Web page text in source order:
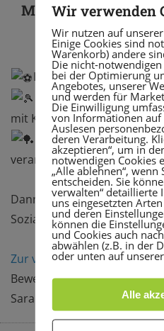
Mach doch ein
im
Du hast Lust auf einen
Du kannst deine
mit Kindern und
Du bist zuverlässig,
verantwortungsbewusst?
Dann bewirb dich jetzt
Soziales Jahr im Sport bei
Zur vollständigen
Bewerbung mit
Wir verwenden
Wir nutzen auf
Einige Cookies sind
Warenkorb) andere
Die nicht-
bei der Optimierung
Angebotes, unserer
und werden für
Die Einwilligung
von Informationen auf
Auslesen
deren Verarbeitung.
akzeptieren“, um in
notwendigen Cookies
„Alle ablehnen“, wenn
entscheiden. Sie
verwalten“ detaillierte
uns eingesetzten
und deren
können die
und Cookies auch
abwählen (z.B. in der
oder unten auf
Alle